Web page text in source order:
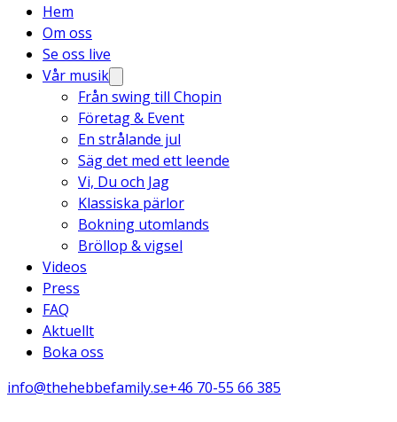
Hem
Om oss
Se oss live
Vår musik
Från swing till Chopin
Företag & Event
En strålande jul
Säg det med ett leende
Vi, Du och Jag
Klassiska pärlor
Bokning utomlands
Bröllop & vigsel
Videos
Press
FAQ
Aktuellt
Boka oss
info@thehebbefamily.se+46 70-55 66 385